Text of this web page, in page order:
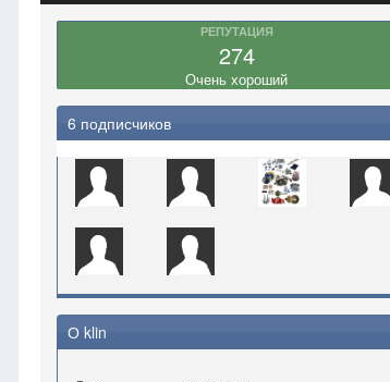
РЕПУТАЦИЯ
274
Очень хороший
6 подписчиков
О klin